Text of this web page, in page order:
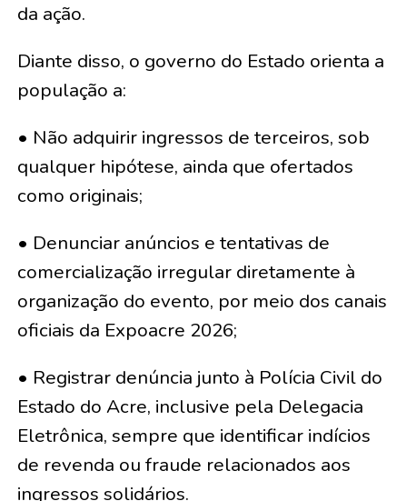
da ação.
Diante disso, o governo do Estado orienta a
população a:
• Não adquirir ingressos de terceiros, sob
qualquer hipótese, ainda que ofertados
como originais;
• Denunciar anúncios e tentativas de
comercialização irregular diretamente à
organização do evento, por meio dos canais
oficiais da Expoacre 2026;
• Registrar denúncia junto à Polícia Civil do
Estado do Acre, inclusive pela Delegacia
Eletrônica, sempre que identificar indícios
de revenda ou fraude relacionados aos
ingressos solidários.